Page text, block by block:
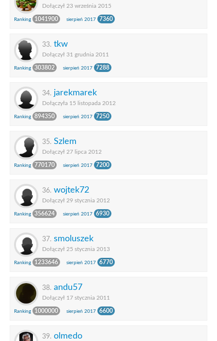
Dołączył 23 września 2015
Ranking 1041900 sierpień 2017 7360
33. tkw
Dołączył 31 grudnia 2011
Ranking 303802 sierpień 2017 7288
34. jarekmarek
Dołączyła 15 listopada 2012
Ranking 894350 sierpień 2017 7250
35. Szlem
Dołączył 27 lipca 2012
Ranking 770170 sierpień 2017 7200
36. wojtek72
Dołączył 29 stycznia 2012
Ranking 356624 sierpień 2017 6930
37. smoluszek
Dołączył 25 stycznia 2013
Ranking 1233646 sierpień 2017 6770
38. andu57
Dołączył 17 stycznia 2011
Ranking 1000000 sierpień 2017 6600
39. olmedo